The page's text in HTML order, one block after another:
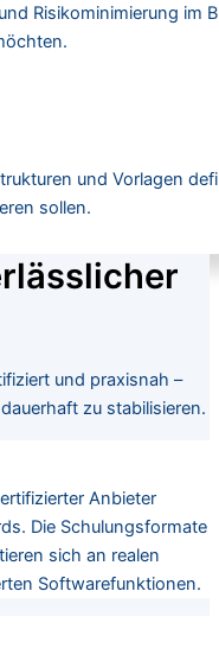
Risikominimierung im
und Vorlagen
sollen.
und praxisnah –
zu stabilisieren.
Anbieter
Die Schulungsformate
sich an realen
Softwarefunktionen.